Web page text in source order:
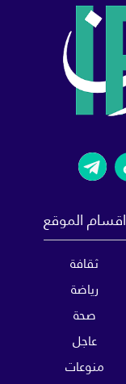
اقسام الموقع
ثقافة
رياضة
صحة
عاجل
منوعات